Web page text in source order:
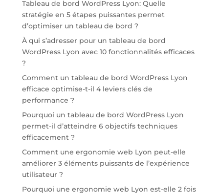
Tableau de bord WordPress Lyon: Quelle
stratégie en 5 étapes puissantes permet
d’optimiser un tableau de bord ?
À qui s’adresser pour un tableau de bord
WordPress Lyon avec 10 fonctionnalités efficaces
?
Comment un tableau de bord WordPress Lyon
efficace optimise-t-il 4 leviers clés de
performance ?
Pourquoi un tableau de bord WordPress Lyon
permet-il d’atteindre 6 objectifs techniques
efficacement ?
Comment une ergonomie web Lyon peut-elle
améliorer 3 éléments puissants de l’expérience
utilisateur ?
Pourquoi une ergonomie web Lyon est-elle 2 fois